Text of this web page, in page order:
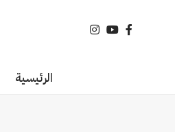
الرئيسية